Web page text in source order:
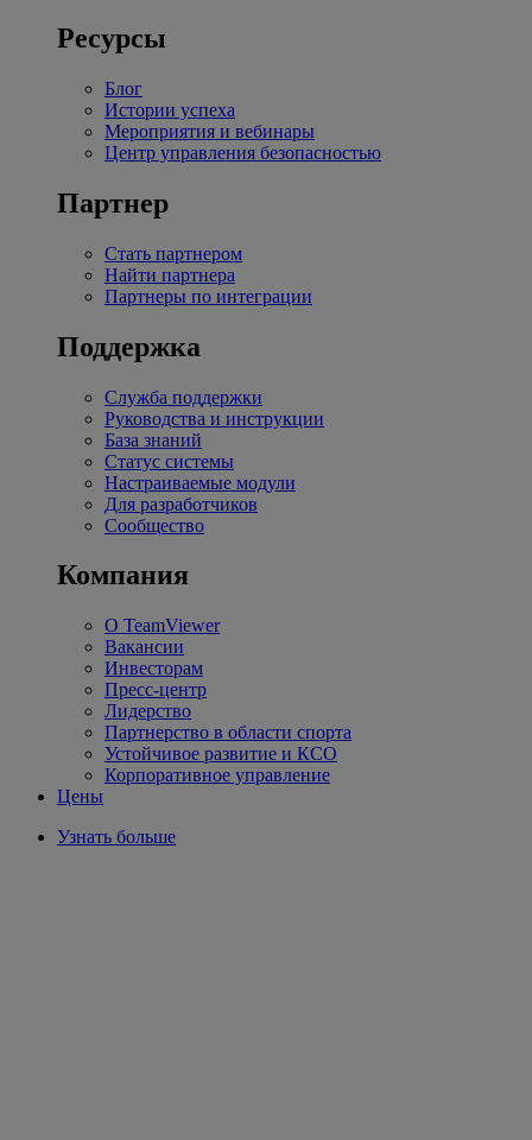
Ресурсы
Блог
Истории успеха
Мероприятия и вебинары
Центр управления безопасностью
Партнер
Стать партнером
Найти партнера
Партнеры по интеграции
Поддержка
Служба поддержки
Руководства и инструкции
База знаний
Статус системы
Настраиваемые модули
Для разработчиков
Сообщество
Компания
О TeamViewer
Вакансии
Инвесторам
Пресс-центр
Лидерство
Партнерство в области спорта
Устойчивое развитие и КСО
Корпоративное управление
Цены
Узнать больше